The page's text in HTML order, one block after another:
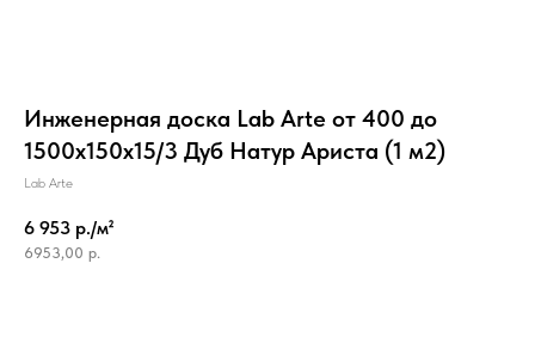
Инженерная доска Lab Arte от 400 до
1500х150х15/3 Дуб Натур Ариста (1 м2)
Lab Arte
6 953 р./м²
6953,00 р.